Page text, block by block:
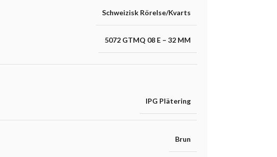
Schweizisk Rörelse/Kvarts
5072 GTMQ 08 E – 32 MM
IPG Plätering
Brun